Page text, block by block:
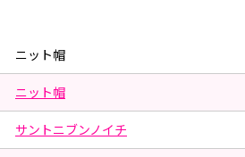
ニット帽
ニット帽
サントニブンノイチ